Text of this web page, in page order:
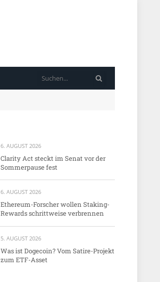
6. AUGUST 2026
Clarity Act steckt im Senat vor der
Sommerpause fest
6. AUGUST 2026
Ethereum-Forscher wollen Staking-
Rewards schrittweise verbrennen
5. AUGUST 2026
Was ist Dogecoin? Vom Satire-Projekt
zum ETF-Asset